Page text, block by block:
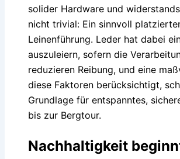
solider Hardware und
nicht trivial: Ein sinnvoll
Leinenführung. Leder hat dabei
auszuleiern, sofern die
reduzieren Reibung, und eine
diese Faktoren berücksichtigt,
Grundlage für entspanntes,
bis zur Bergtour.
Nachhaltigkeit